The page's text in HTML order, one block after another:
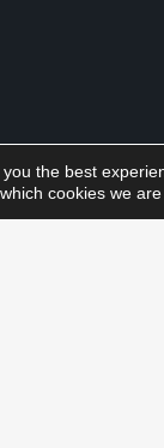
the best
cookies we